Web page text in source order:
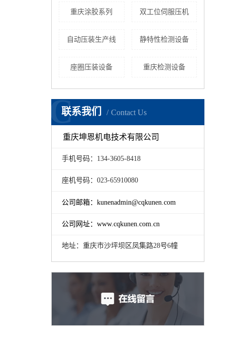
重庆涂胶系列 双工位伺服压机
自动压装生产线 静特性检测设备
座圈压装设备 重庆检测设备
联系我们 Contact Us
C
重庆坤恩机电技术有限公司
手机号码：134-3605-8418
座机号码：023-65910080
公司邮箱：kunenadmin@cqkunen.com
公司网址：www.cqkunen.com.cn
地址：重庆市沙坪坝区凤集路28号6幢
全自动螺钉拧紧设备